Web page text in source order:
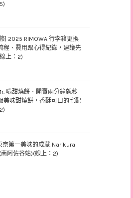
] 2025 RIMOWA 行李箱更換
程、費用跟心得紀錄，建議先
上：2)
啃甜燒餅．開賣兩分鐘就秒
美味甜燒餅，香酥可口的宅配
京第一美味的成蔵 Narikura
南阿佐谷站)(線上：2)